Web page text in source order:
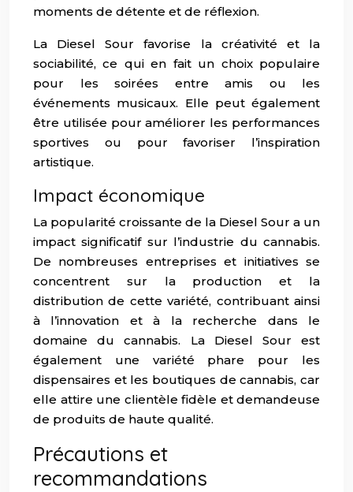
moments de détente et de réflexion.
La Diesel Sour favorise la créativité et la
sociabilité, ce qui en fait un choix populaire
pour les soirées entre amis ou les
événements musicaux. Elle peut également
être utilisée pour améliorer les performances
sportives ou pour favoriser l’inspiration
artistique.
Impact économique
La popularité croissante de la Diesel Sour a un
impact significatif sur l’industrie du cannabis.
De nombreuses entreprises et initiatives se
concentrent sur la production et la
distribution de cette variété, contribuant ainsi
à l’innovation et à la recherche dans le
domaine du cannabis. La Diesel Sour est
également une variété phare pour les
dispensaires et les boutiques de cannabis, car
elle attire une clientèle fidèle et demandeuse
de produits de haute qualité.
Précautions et
recommandations